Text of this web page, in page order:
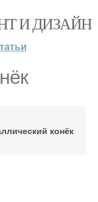
И ДИЗАЙН
конёк